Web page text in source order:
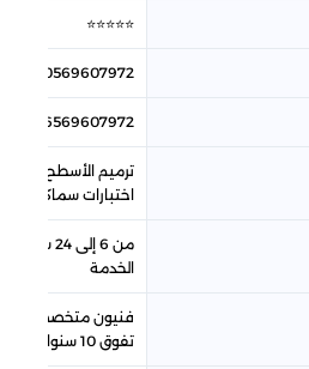
⭐⭐⭐⭐⭐
0569607972
966569607972
ترميم الأسطح بعد
اختبارات سماكة
من 6 إلى
الخدمة
فنيون متخصصون في
تفوق 10 سنوات في جدة